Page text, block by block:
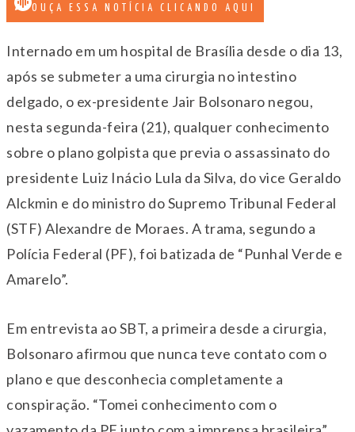
OUÇA ESSA NOTÍCIA CLICANDO AQUI
Internado em um hospital de Brasília desde o dia 13,
após se submeter a uma cirurgia no intestino
delgado, o ex-presidente Jair Bolsonaro negou,
nesta segunda-feira (21), qualquer conhecimento
sobre o plano golpista que previa o assassinato do
presidente Luiz Inácio Lula da Silva, do vice Geraldo
Alckmin e do ministro do Supremo Tribunal Federal
(STF) Alexandre de Moraes. A trama, segundo a
Polícia Federal (PF), foi batizada de “Punhal Verde e
Amarelo”.
Em entrevista ao SBT, a primeira desde a cirurgia,
Bolsonaro afirmou que nunca teve contato com o
plano e que desconhecia completamente a
conspiração. “Tomei conhecimento com o